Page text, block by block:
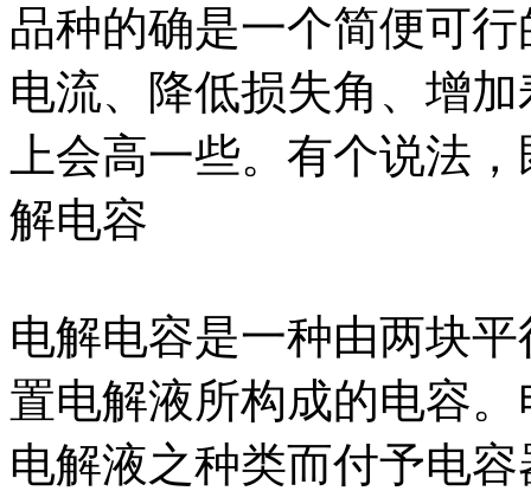
品种的确是一个简便可
电流、降低损失角、增
上会高一些。有个说法
解电容
电解电容是一种由两块
置电解液所构成的电容
电解液之种类而付予电